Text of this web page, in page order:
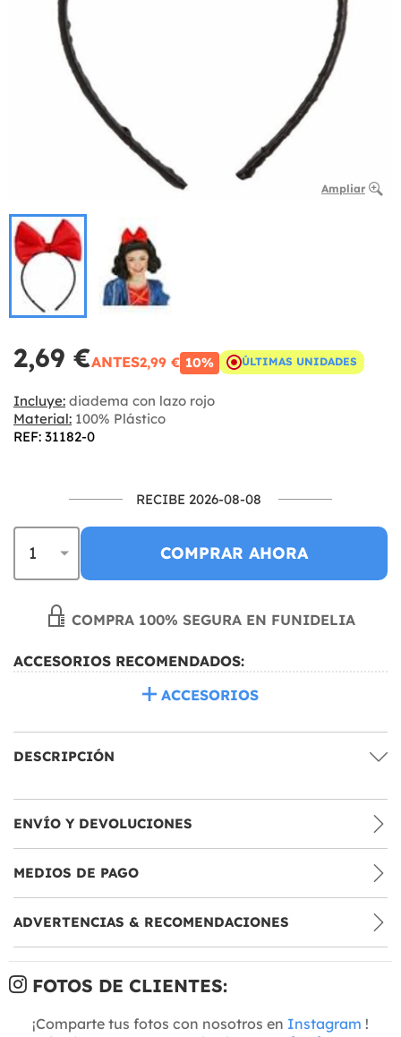
Ampliar
2,69 €ANTES2,99 € 10% ÚLTIMAS UNIDADES
Incluye: diadema con lazo rojo
Material: 100% Plástico
REF: 31182-0
RECIBE 2026-08-08
COMPRAR AHORA
COMPRA 100% SEGURA EN FUNIDELIA
ACCESORIOS RECOMENDADOS:
ACCESORIOS
DESCRIPCIÓN
ENVÍO Y DEVOLUCIONES
MEDIOS DE PAGO
ADVERTENCIAS & RECOMENDACIONES
FOTOS DE CLIENTES:
¡Comparte tus fotos con nosotros en Instagram !